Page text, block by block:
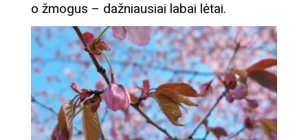
o žmogus – dažniausiai labai lėtai.